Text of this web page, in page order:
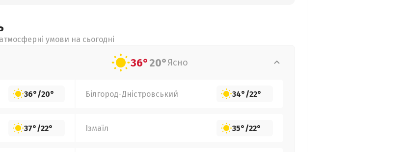
умови на сьогодні
36°20°Ясно
36°/20° Білгород-Дністровський 34°/22°
37°/22° Ізмаїл 35°/22°